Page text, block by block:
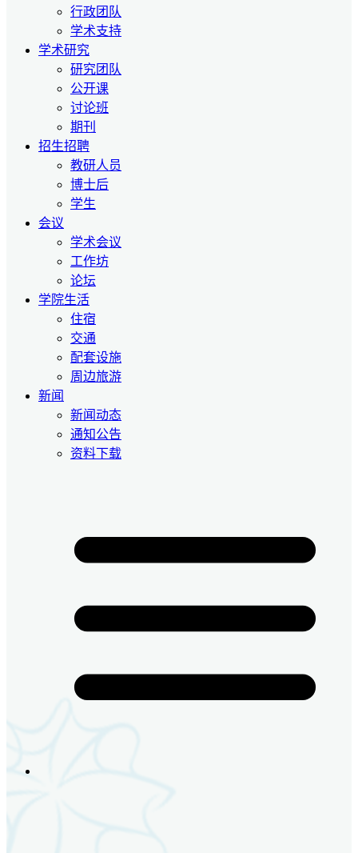
行政团队
学术支持
学术研究
研究团队
公开课
讨论班
期刊
招生招聘
教研人员
博士后
学生
会议
学术会议
工作坊
论坛
学院生活
住宿
交通
配套设施
周边旅游
新闻
新闻动态
通知公告
资料下载